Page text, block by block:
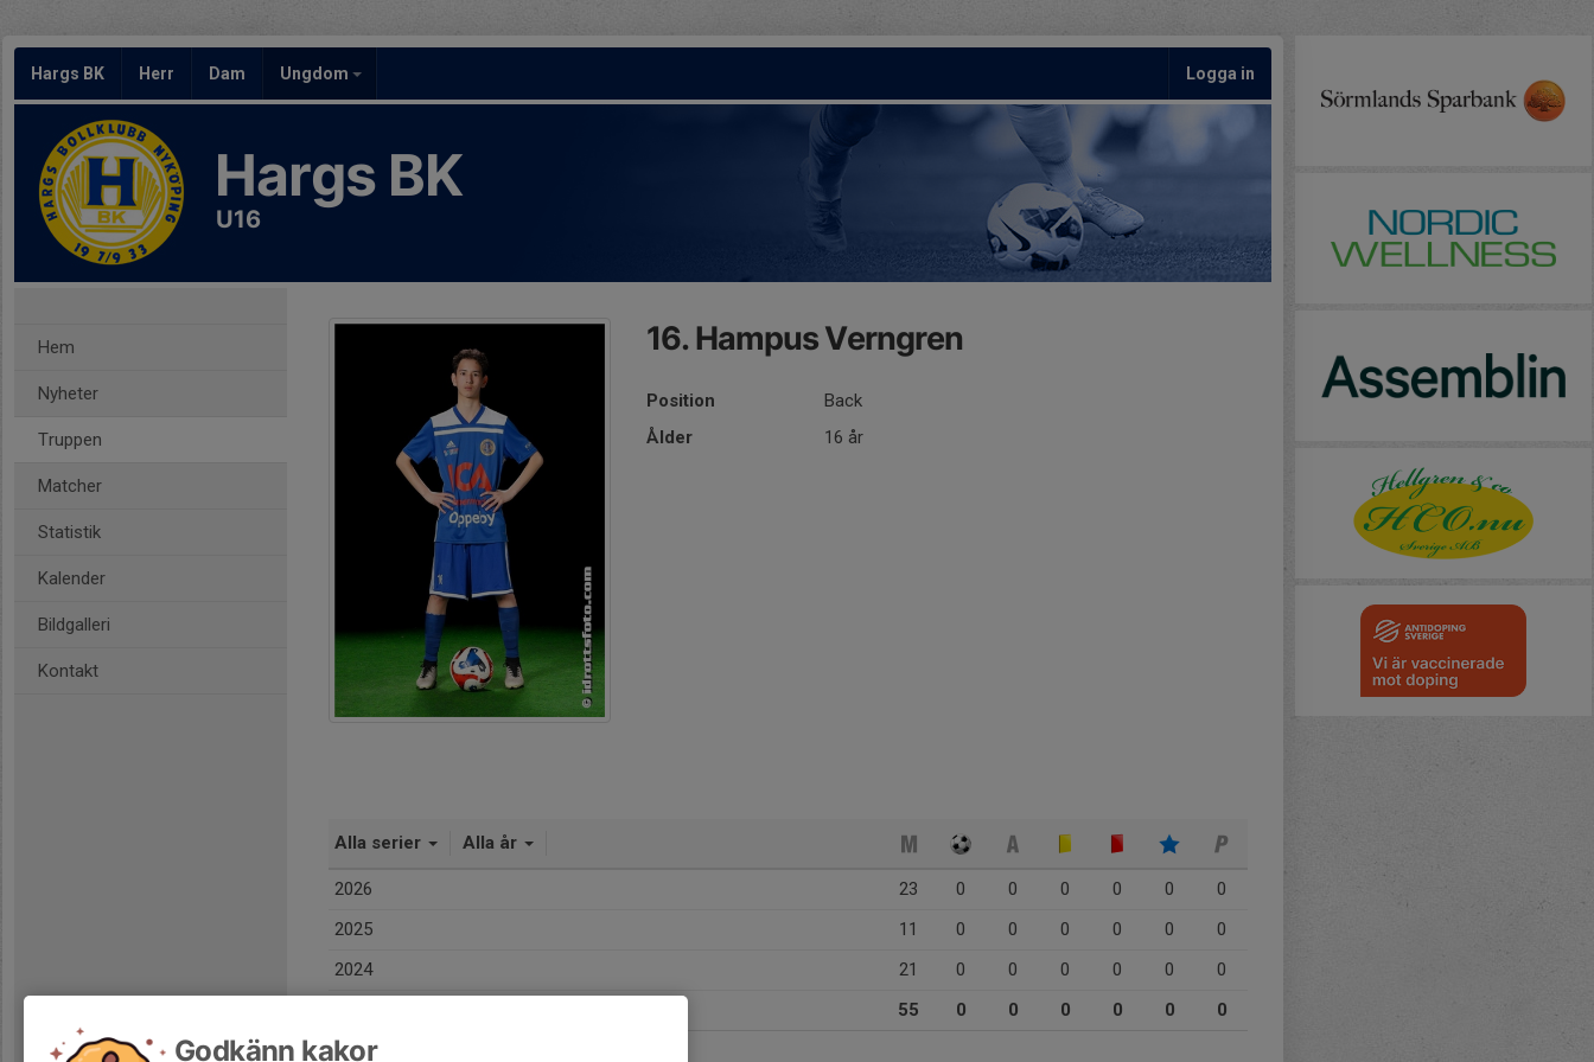
Hargs BK Herr Dam Ungdom Logga in
Hargs BK
U16
Hem
Nyheter
Truppen
Matcher
Statistik
Kalender
Bildgalleri
Kontakt
16. Hampus Verngren
Position
Back
Ålder
16 år
Alla serier Alla år
2026 23 0 0 0 0 0
0
2025
11 0 0 0 0 0
0
2024
21 0 0 0 0 0
0
55 0 0 0 0 0 0
Godkänn kakor